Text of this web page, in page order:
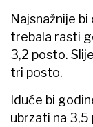
Najsnažnije
trebala rasti
3,2 posto.
tri posto.
Iduće bi
ubrzati na